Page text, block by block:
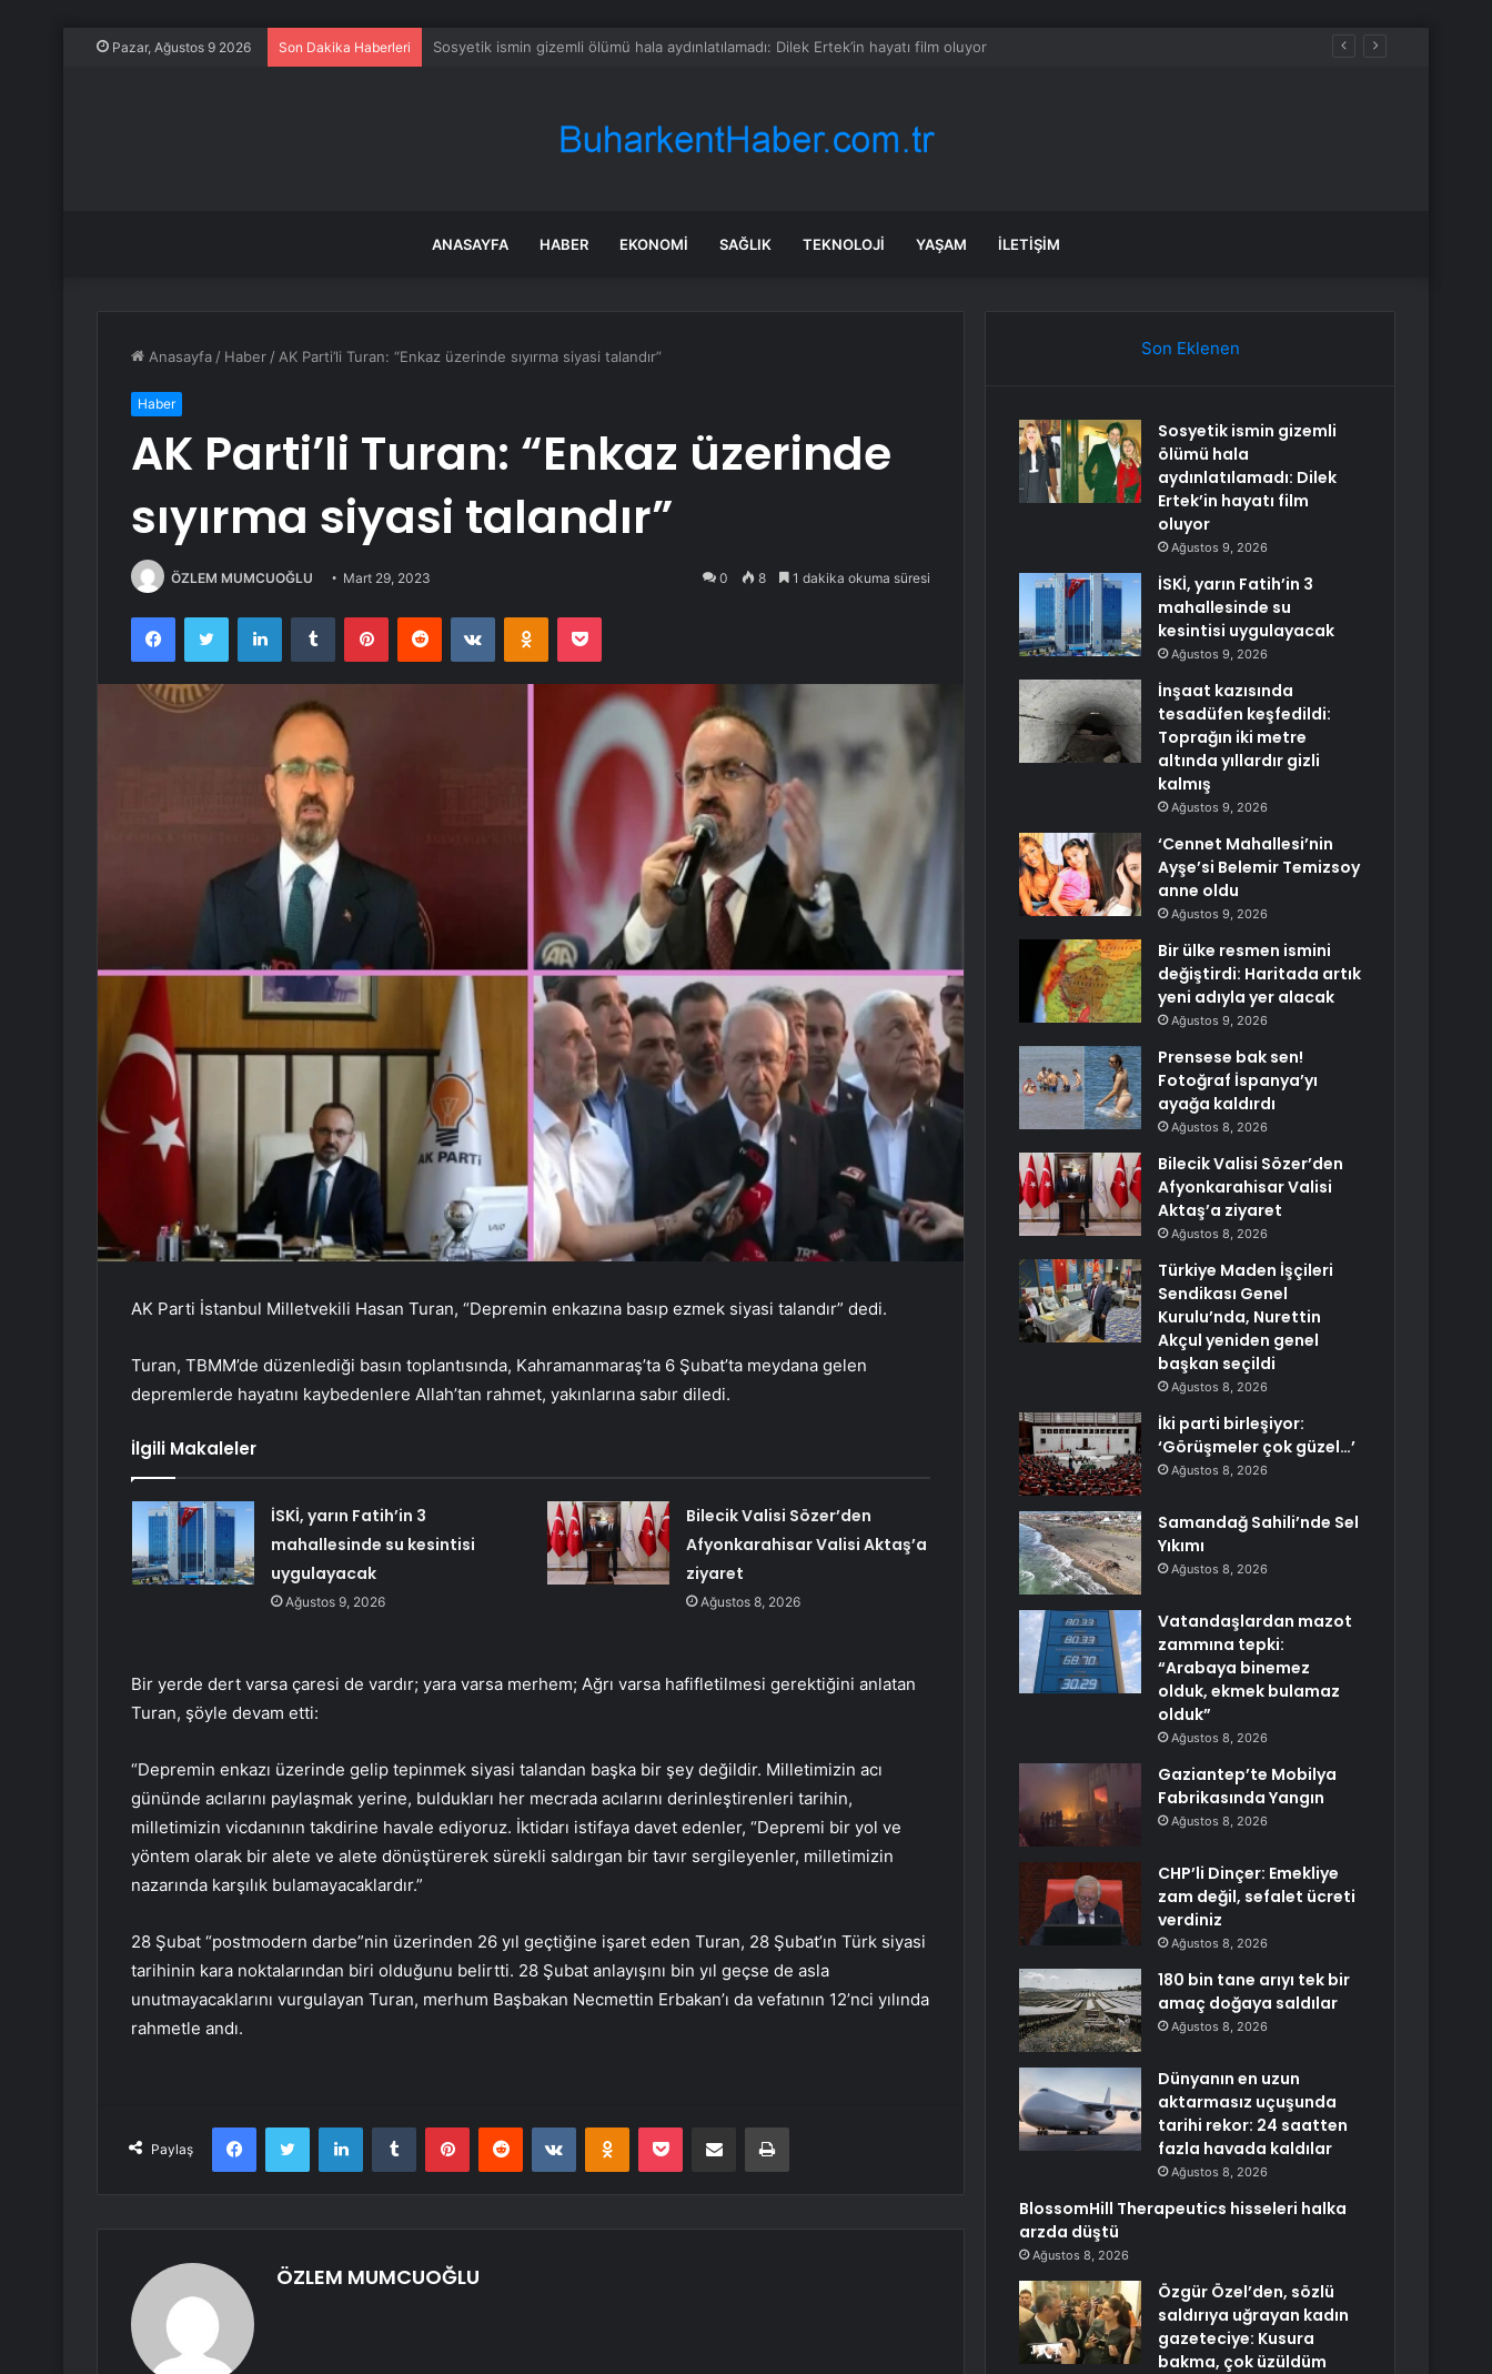
Pazar, Ağustos 9 2026 Son Dakika Haberleri İSKİ, yarın Fatih’in 3 mahallesinde su kesintisi uygulayacak
ANASAYFA HABER EKONOMI SAĞLIK TEKNOLOJI YAŞAM İLETIŞIM
Anasayfa / Haber / AK Parti’li Turan: “Enkaz üzerinde sıyırma siyasi talandır”
Haber
AK Parti’li Turan: “Enkaz üzerinde
sıyırma siyasi talandır”
ÖZLEM MUMCUOĞLU Mart 29, 2023 0 8 1 dakika okuma süresi
FacebookTwitter LinkedInTumblr PinterestReddit VKontakteOdnoklassniki
Pocket
AK Parti İstanbul Milletvekili Hasan Turan, “Depremin enkazına basıp ezmek siyasi talandır” dedi.
Turan, TBMM’de düzenlediği basın toplantısında, Kahramanmaraş’ta 6 Şubat’ta meydana gelen
depremlerde hayatını kaybedenlere Allah’tan rahmet, yakınlarına sabır diledi.
İlgili Makaleler
İSKİ, yarın Fatih’in 3
mahallesinde su kesintisi
uygulayacak
Ağustos 9, 2026
Bilecik Valisi Sözer’den
Afyonkarahisar Valisi Aktaş’a
ziyaret
Ağustos 8, 2026
Bir yerde dert varsa çaresi de vardır; yara varsa merhem; Ağrı varsa hafifletilmesi gerektiğini anlatan
Turan, şöyle devam etti:
“Depremin enkazı üzerinde gelip tepinmek siyasi talandan başka bir şey değildir. Milletimizin acı
gününde acılarını paylaşmak yerine, buldukları her mecrada acılarını derinleştirenleri tarihin,
milletimizin vicdanının takdirine havale ediyoruz. İktidarı istifaya davet edenler, “Depremi bir yol ve
yöntem olarak bir alete ve alete dönüştürerek sürekli saldırgan bir tavır sergileyenler, milletimizin
nazarında karşılık bulamayacaklardır.”
28 Şubat “postmodern darbe”nin üzerinden 26 yıl geçtiğine işaret eden Turan, 28 Şubat’ın Türk siyasi
tarihinin kara noktalarından biri olduğunu belirtti. 28 Şubat anlayışını bin yıl geçse de asla
unutmayacaklarını vurgulayan Turan, merhum Başbakan Necmettin Erbakan’ı da vefatının 12’nci yılında
rahmetle andı.
Paylaş
FacebookTwitter LinkedInTumblr PinterestReddit VKontakteOdnoklassniki
Pocket E-Posta ile paylaş Yazdır
ÖZLEM MUMCUOĞLU
Son Eklenen
Sosyetik ismin gizemli
ölümü hala
aydınlatılamadı: Dilek
Ertek’in hayatı film
oluyor
Ağustos 9, 2026
İSKİ, yarın Fatih’in 3
mahallesinde su
kesintisi uygulayacak
Ağustos 9, 2026
İnşaat kazısında
tesadüfen keşfedildi:
Toprağın iki metre
altında yıllardır gizli
kalmış
Ağustos 9, 2026
‘Cennet Mahallesi’nin
Ayşe’si Belemir Temizsoy
anne oldu
Ağustos 9, 2026
Bir ülke resmen ismini
değiştirdi: Haritada artık
yeni adıyla yer alacak
Ağustos 9, 2026
Prensese bak sen!
Fotoğraf İspanya’yı
ayağa kaldırdı
Ağustos 8, 2026
Bilecik Valisi Sözer’den
Afyonkarahisar Valisi
Aktaş’a ziyaret
Ağustos 8, 2026
Türkiye Maden İşçileri
Sendikası Genel
Kurulu’nda, Nurettin
Akçul yeniden genel
başkan seçildi
Ağustos 8, 2026
İki parti birleşiyor:
‘Görüşmeler çok güzel…’
Ağustos 8, 2026
Samandağ Sahili’nde Sel
Yıkımı
Ağustos 8, 2026
Vatandaşlardan mazot
zammına tepki:
“Arabaya binemez
olduk, ekmek bulamaz
olduk”
Ağustos 8, 2026
Gaziantep’te Mobilya
Fabrikasında Yangın
Ağustos 8, 2026
CHP’li Dinçer: Emekliye
zam değil, sefalet ücreti
verdiniz
Ağustos 8, 2026
180 bin tane arıyı tek bir
amaç doğaya saldılar
Ağustos 8, 2026
Dünyanın en uzun
aktarmasız uçuşunda
tarihi rekor: 24 saatten
fazla havada kaldılar
Ağustos 8, 2026
BlossomHill Therapeutics hisseleri halka
arzda düştü
Ağustos 8, 2026
Özgür Özel’den, sözlü
saldırıya uğrayan kadın
gazeteciye: Kusura
bakma, çok üzüldüm